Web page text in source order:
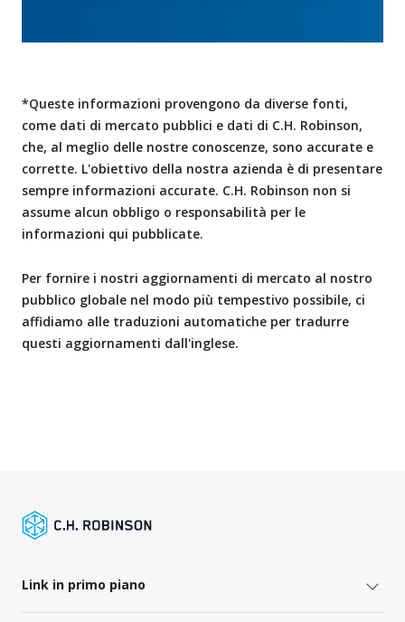
*Queste informazioni provengono da diverse fonti,
come dati di mercato pubblici e dati di C.H. Robinson,
che, al meglio delle nostre conoscenze, sono accurate e
corrette. L'obiettivo della nostra azienda è di presentare
sempre informazioni accurate. C.H. Robinson non si
assume alcun obbligo o responsabilità per le
informazioni qui pubblicate.
Per fornire i nostri aggiornamenti di mercato al nostro
pubblico globale nel modo più tempestivo possibile, ci
affidiamo alle traduzioni automatiche per tradurre
questi aggiornamenti dall'inglese.
Link in primo piano